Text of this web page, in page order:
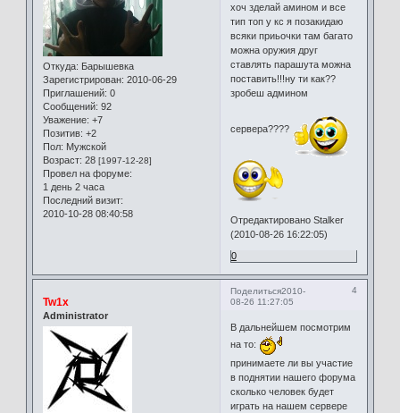
Откуда: Барышевка
Зарегистрирован: 2010-06-29
Приглашений: 0
Сообщений: 92
Уважение: +7
Позитив: +2
Пол: Мужской
Возраст: 28 [1997-12-28]
Провел на форуме:
1 день 2 часа
Последний визит:
2010-10-28 08:40:58
хоч зделай амином и все
тип топ у кс я позакидаю
всяки приьочки там багато
можна оружия друг
ставлять парашута можна
поставить!!!ну ти как??
зробеш админом
сервера????
Отредактировано Stalker
(2010-08-26 16:22:05)
0
Поделиться 4
2010-
08-26 11:27:05
Tw1x
Administrator
В дальнейшем посмотрим
на то:
принимаете ли вы участие
в поднятии нашего форума
сколько человек будет
играть на нашем сервере